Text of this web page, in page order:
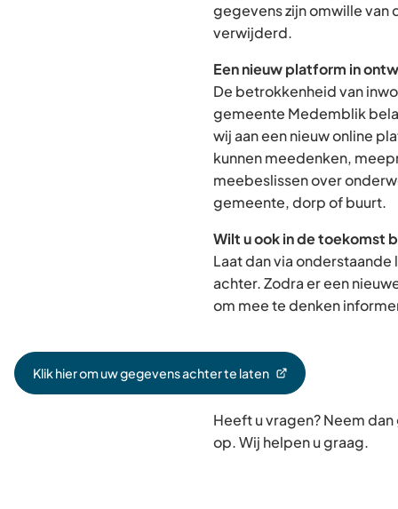
gegevens zijn omwille van
verwijderd.
Een nieuw platform in
De betrokkenheid van
gemeente Medemblik
wij aan een nieuw online
kunnen meedenken,
meebeslissen over
gemeente, dorp of buurt.
Wilt u ook in de toekomst
Laat dan via
achter. Zodra er een
om mee te denken
Klik hier om uw gegevens achter te laten
(Verwijst
Heeft u vragen? Neem
op. Wij helpen u graag.